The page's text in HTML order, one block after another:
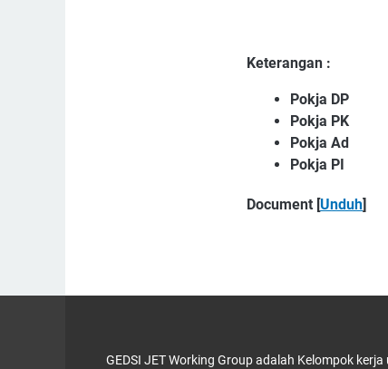
Keterangan :
Pokja DP
Pokja PK
Pokja Ad
Pokja PI
Document [Unduh]
GEDSI JET Working Group adalah Kelompok